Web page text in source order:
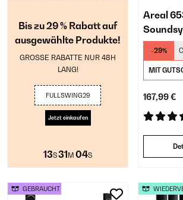
Bis zu 29 % Rabatt auf
ausgewählte Produkte!
GROSSE RABATTE NUR 48H
LANG!
FULLSWING29
Jetzt einkaufen
13S31 M 04S
Areal
-29%
MIT
167,99 €
GEBRAUCHT